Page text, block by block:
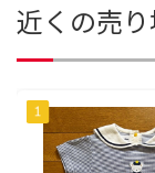
近くの売